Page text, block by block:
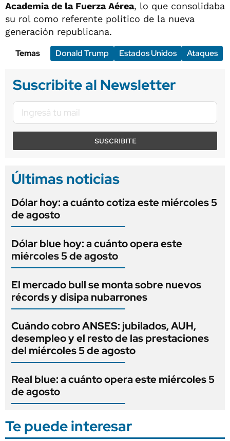
Academia de la Fuerza Aérea, lo que consolidaba
su rol como referente político de la nueva
generación republicana.
Temas
Donald Trump Estados Unidos Ataques
Suscribite al Newsletter
SUSCRIBITE
Últimas noticias
Dólar hoy: a cuánto cotiza este miércoles 5
de agosto
Dólar blue hoy: a cuánto opera este
miércoles 5 de agosto
El mercado bull se monta sobre nuevos
récords y disipa nubarrones
Cuándo cobro ANSES: jubilados, AUH,
desempleo y el resto de las prestaciones
del miércoles 5 de agosto
Real blue: a cuánto opera este miércoles 5
de agosto
Te puede interesar